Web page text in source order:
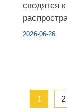
сводятся
2026-06-26
1 2